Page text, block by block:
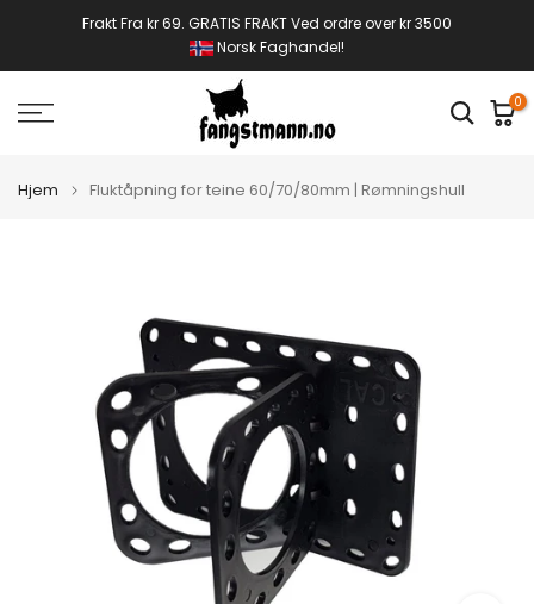
Frakt Fra kr 69. GRATIS FRAKT Ved ordre over kr 3500
Norsk Faghandel!
0
Hjem Fluktåpning for teine 60/70/80mm | Rømningshull